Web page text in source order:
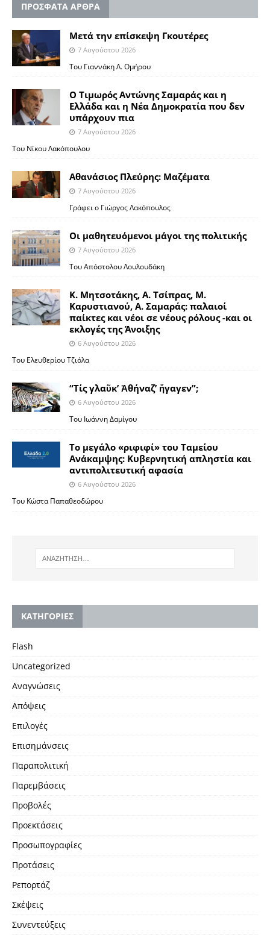
ΠΡΟΣΦΑΤΑ ΑΡΘΡΑ
Μετά την επίσκεψη Γκουτέρες
7 Αυγούστου 2026
Του Γιαννάκη Λ. Ομήρου
Ο Τιμωρός Αντώνης Σαμαράς και η
Ελλάδα και η Νέα Δημοκρατία που δεν
υπάρχουν πια
7 Αυγούστου 2026
Του Νίκου Λακόπουλου
Αθανάσιος Πλεύρης: Μαζέματα
7 Αυγούστου 2026
Γράφει ο Γιώργος Λακόπουλος
Οι μαθητευόμενοι μάγοι της πολιτικής
7 Αυγούστου 2026
Του Απόστολου Λουλουδάκη
Κ. Μητσοτάκης, Α. Τσίπρας, Μ.
Καρυστιανού, Α. Σαμαράς: παλαιοί
παίκτες και νέοι σε νέους ρόλους -και οι
εκλογές της Άνοιξης
6 Αυγούστου 2026
Του Ελευθερίου Τζιόλα
“Τίς γλαῦκ’ Ἀθήναζ’ ἤγαγεν”;
6 Αυγούστου 2026
Του Ιωάννη Δαμίγου
Το μεγάλο «ριφιφί» του Ταμείου
Ανάκαμψης: Κυβερνητική απληστία και
αντιπολιτευτική αφασία
6 Αυγούστου 2026
Του Κώστα Παπαθεοδώρου
KΑΤΗΓΟΡΙΕΣ
Flash
Uncategorized
Αναγνώσεις
Απόψεις
Επιλογές
Επισημάνσεις
Παραπολιτική
Παρεμβάσεις
Προβολές
Προεκτάσεις
Προσωπογραφίες
Προτάσεις
Ρεπορτάζ
Σκέψεις
Συνεντεύξεις